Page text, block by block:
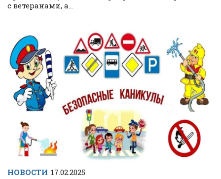
с ветеранами, а...
НОВОСТИ 17.02.2025